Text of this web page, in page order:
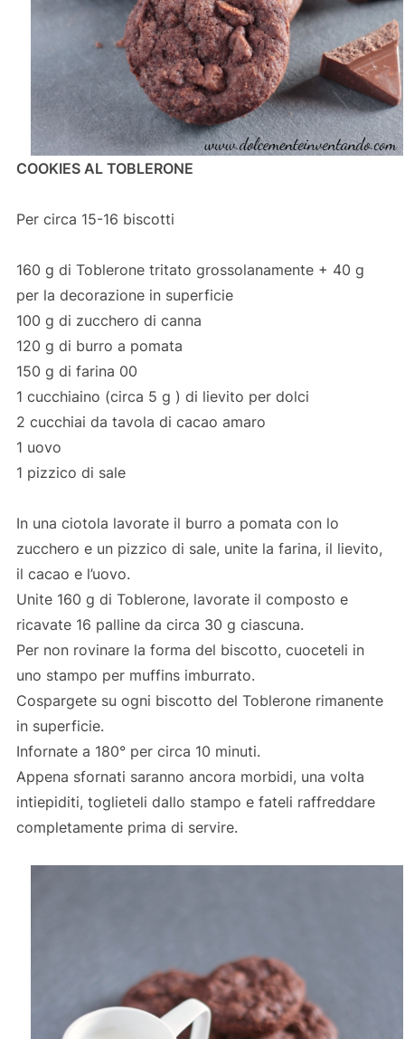
COOKIES AL TOBLERONE
Per circa 15-16 biscotti
160 g di Toblerone tritato grossolanamente + 40 g
per la decorazione in superficie
100 g di zucchero di canna
120 g di burro a pomata
150 g di farina 00
1 cucchiaino (circa 5 g ) di lievito per dolci
2 cucchiai da tavola di cacao amaro
1 uovo
1 pizzico di sale
In una ciotola lavorate il burro a pomata con lo
zucchero e un pizzico di sale, unite la farina, il lievito,
il cacao e l’uovo.
Unite 160 g di Toblerone, lavorate il composto e
ricavate 16 palline da circa 30 g ciascuna.
Per non rovinare la forma del biscotto, cuoceteli in
uno stampo per muffins imburrato.
Cospargete su ogni biscotto del Toblerone rimanente
in superficie.
Infornate a 180° per circa 10 minuti.
Appena sfornati saranno ancora morbidi, una volta
intiepiditi, toglieteli dallo stampo e fateli raffreddare
completamente prima di servire.